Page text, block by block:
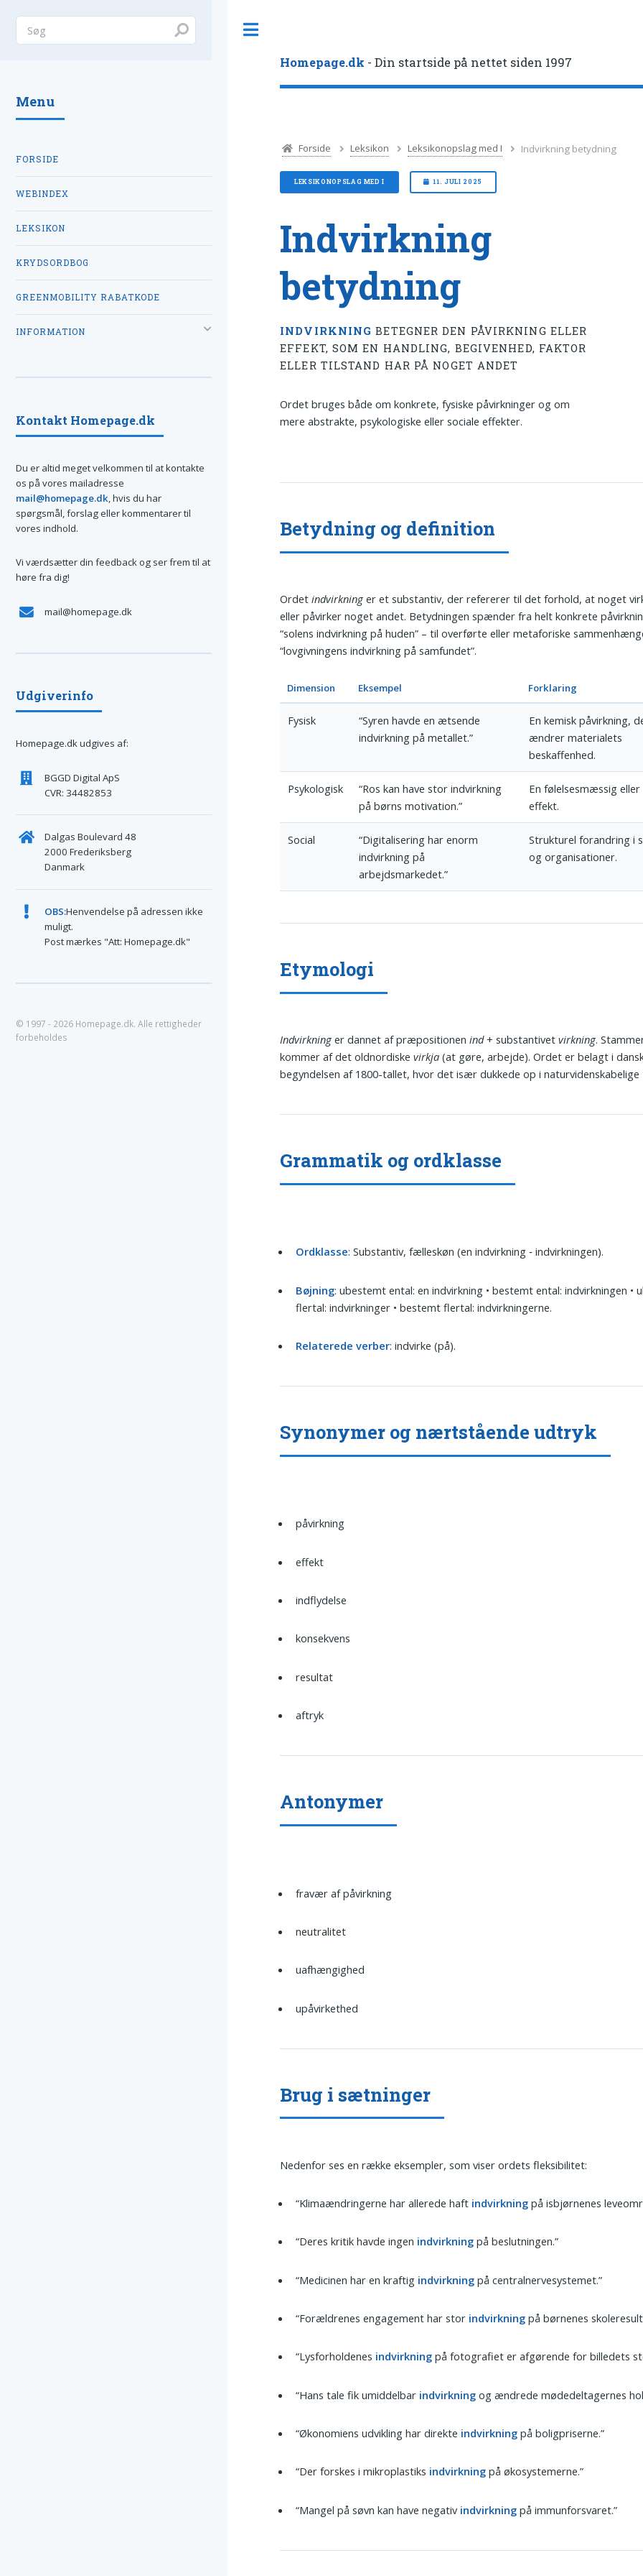
Homepage.dk - Din startside på nettet siden 1997
Forside Leksikon Leksikonopslag med I Indvirkning betydning
LEKSIKONOPSLAG MED I 11. JULI 2025
Indvirkning
betydning
INDVIRKNING BETEGNER DEN PÅVIRKNING ELLER
EFFEKT, SOM EN HANDLING, BEGIVENHED, FAKTOR
ELLER TILSTAND HAR PÅ NOGET ANDET
Ordet bruges både om konkrete, fysiske påvirkninger og om
mere abstrakte, psykologiske eller sociale effekter.
Betydning og definition
Ordetindvirkning er et substantiv, der refererer til det forhold, at noget
eller påvirker noget andet. Betydningen spænder fra helt konkrete
“solens indvirkning på huden” – til overførte eller metaforiske
“lovgivningens indvirkning på samfundet”.
Dimension Eksempel Forklaring
Fysisk
“Syren havde en ætsende
indvirkning på metallet.”
En kemisk påvirkning,
ændrer materialets
beskaffenhed.
Psykologisk
“Ros kan have stor indvirkning
på børns motivation.”
En følelsesmæssig eller
effekt.
Social
“Digitalisering har enorm
indvirkning på
arbejdsmarkedet.”
Strukturel forandring i
og organisationer.
Etymologi
Indvirkning er dannet af præpositionenind+ substantivetvirkning.
kommer af det oldnordiskevirkja (at gøre, arbejde). Ordet er belagt i
begyndelsen af 1800-tallet, hvor det især dukkede op i naturvidenskabelige
Grammatik og ordklasse
Ordklasse: Substantiv, fælleskøn (en indvirkning ‑ indvirkningen).
Bøjning: ubestemt ental: en indvirkning • bestemt ental: indvirkningen •
flertal: indvirkninger • bestemt flertal: indvirkningerne.
Relaterede verber: indvirke (på).
Synonymer og nærtstående udtryk
påvirkning
effekt
indflydelse
konsekvens
resultat
aftryk
Antonymer
fravær af påvirkning
neutralitet
uafhængighed
upåvirkethed
Brug i sætninger
Nedenfor ses en række eksempler, som viser ordets fleksibilitet:
“Klimaændringerne har allerede haft indvirkning på isbjørnenes
“Deres kritik havde ingen indvirkning på beslutningen.”
“Medicinen har en kraftig indvirkning på centralnervesystemet.”
“Forældrenes engagement har stor indvirkning på børnenes
“Lysforholdenes indvirkning på fotografiet er afgørende for billedets
“Hans tale fik umiddelbar indvirkning og ændrede mødedeltagernes
“Økonomiens udvikling har direkte indvirkning på boligpriserne.”
“Der forskes i mikroplastiks indvirkning på økosystemerne.”
“Mangel på søvn kan have negativ indvirkning på immunforsvaret.”
Menu
FORSIDE
WEBINDEX
LEKSIKON
KRYDSORDBOG
GREENMOBILITY RABATKODE
INFORMATION
Kontakt Homepage.dk
Du er altid meget velkommen til at kontakte
os på vores mailadresse
mail@homepage.dk, hvis du har
spørgsmål, forslag eller kommentarer til
vores indhold.
Vi værdsætter din feedback og ser frem til at
høre fra dig!
mail@homepage.dk
Udgiverinfo
Homepage.dk udgives af:
BGGD Digital ApS
CVR: 34482853
Dalgas Boulevard 48
2000 Frederiksberg
Danmark
OBS:Henvendelse på adressen ikke
muligt.
Post mærkes "Att: Homepage.dk"
© 1997 - 2026 Homepage.dk. Alle rettigheder
forbeholdes